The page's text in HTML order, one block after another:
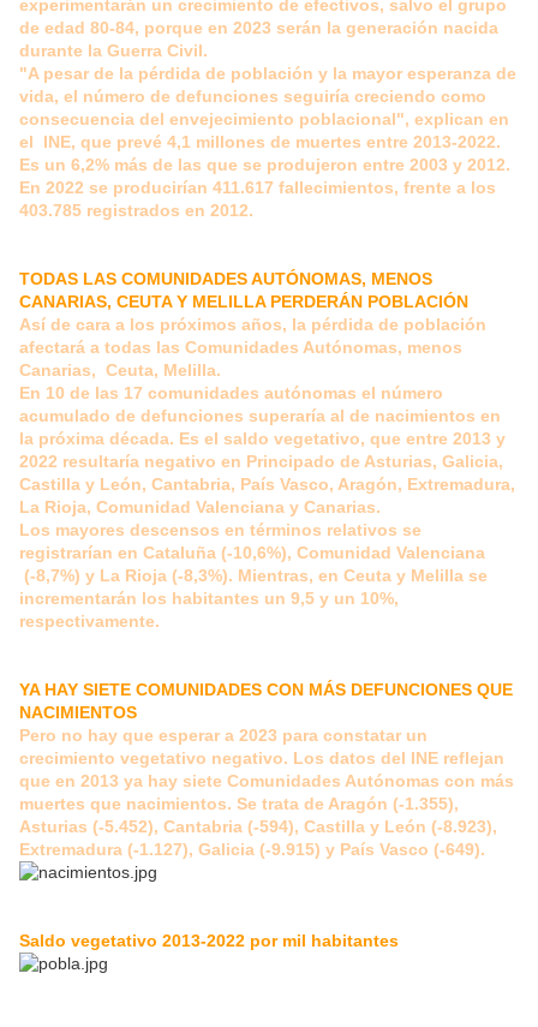
experimentarán un crecimiento de efectivos, salvo el grupo
de edad 80-84, porque en 2023 serán la generación nacida
durante la Guerra Civil.
"A pesar de la pérdida de población y la mayor esperanza de
vida, el número de defunciones seguiría creciendo como
consecuencia del envejecimiento poblacional", explican en
el INE, que prevé 4,1 millones de muertes entre 2013-2022.
Es un 6,2% más de las que se produjeron entre 2003 y 2012.
En 2022 se producirían 411.617 fallecimientos, frente a los
403.785 registrados en 2012.
TODAS LAS COMUNIDADES AUTÓNOMAS, MENOS
CANARIAS, CEUTA Y MELILLA PERDERÁN POBLACIÓN
Así de cara a los próximos años, la pérdida de población
afectará a todas las Comunidades Autónomas, menos
Canarias, Ceuta, Melilla.
En 10 de las 17 comunidades autónomas el número
acumulado de defunciones superaría al de nacimientos en
la próxima década. Es el saldo vegetativo, que entre 2013 y
2022 resultaría negativo en Principado de Asturias, Galicia,
Castilla y León, Cantabria, País Vasco, Aragón, Extremadura,
La Rioja, Comunidad Valenciana y Canarias.
Los mayores descensos en términos relativos se
registrarían en Cataluña (-10,6%), Comunidad Valenciana
(-8,7%) y La Rioja (-8,3%). Mientras, en Ceuta y Melilla se
incrementarán los habitantes un 9,5 y un 10%,
respectivamente.
YA HAY SIETE COMUNIDADES CON MÁS DEFUNCIONES QUE
NACIMIENTOS
Pero no hay que esperar a 2023 para constatar un
crecimiento vegetativo negativo. Los datos del INE reflejan
que en 2013 ya hay siete Comunidades Autónomas con más
muertes que nacimientos. Se trata de Aragón (-1.355),
Asturias (-5.452), Cantabria (-594), Castilla y León (-8.923),
Extremadura (-1.127), Galicia (-9.915) y País Vasco (-649).
Saldo vegetativo 2013-2022 por mil habitantes